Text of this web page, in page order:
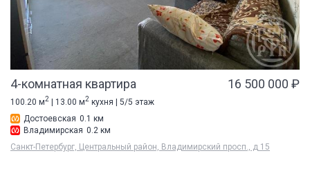
4-комнатная квартира 16 500 000 ₽
100.20 м2 | 13.00 м2 кухня | 5/5 этаж
Достоевская 0.1 км
Владимирская 0.2 км
Санкт-Петербург, Центральный район, Владимирский просп., д 15